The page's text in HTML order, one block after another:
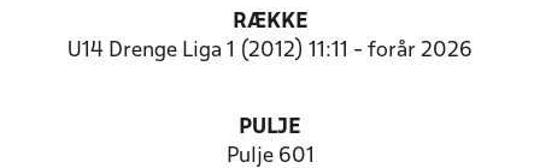
RÆKKE
U14 Drenge Liga 1 (2012) 11:11 - forår 2026
PULJE
Pulje 601